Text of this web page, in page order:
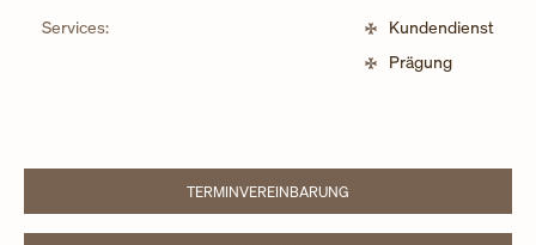
Services:
Kundendienst
Prägung
TERMINVEREINBARUNGLINK OPENS IN NEW TAB